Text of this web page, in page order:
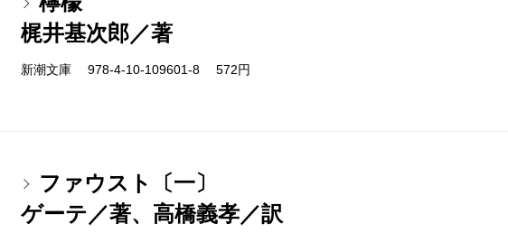
梶井基次郎／著
新潮文庫 978-4-10-109601-8 572円
ファウスト〔一〕
ゲーテ／著、高橋義孝／訳